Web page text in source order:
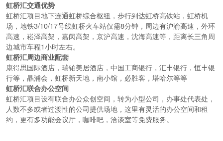
虹桥汇交通优势
虹桥汇项目地下连通虹桥综合枢纽，步行到达虹桥高铁站，虹桥机
场，地铁3/10/17号线虹桥火车站仅需8分钟，周边有沪渝高速，外环
高速，崧泽高架，嘉闵高架，京沪高速，沈海高速等，距离长三角周
边城市车程1小时左右。
虹桥汇周边商业配套
康得思国际酒店，瑞铂美居酒店，中国工商银行，汇丰银行，恒丰银
行等，晶浦会，虹桥新天地，南小馆，必胜客，塔哈尔等等
虹桥汇联合办公空间
虹桥汇项目设有联合办公众创空间，转为小型公司，办事处代表处，
人数不多或者过渡性的公司提供场地，这里有灵活的办公空间和租
约，更有多功能会议厅，咖啡吧，洽谈室等免费服务。